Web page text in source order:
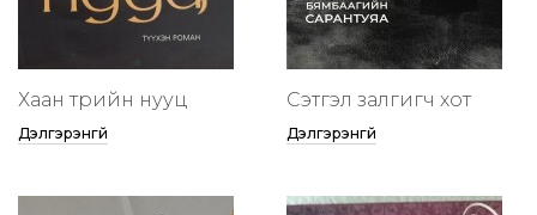
Хаан төрийн нууц
Дэлгэрэнгүй
Сэтгэл залгигч хот
Дэлгэрэнгүй